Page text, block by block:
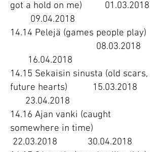
got a hold on me) 01.03.2018
09.04.2018
14.14 Pelejä (games people play)
08.03.2018
16.04.2018
14.15 Sekaisin sinusta (old scars,
future hearts) 15.03.2018
23.04.2018
14.16 Ajan vanki (caught
somewhere in time)
22.03.2018
30.04.2018